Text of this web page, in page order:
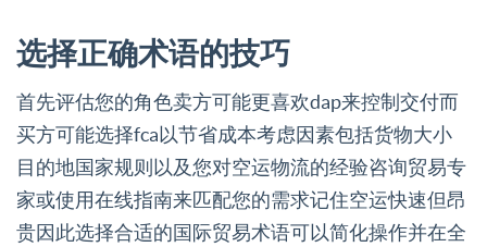
选择正确术语的技巧
首先评估您的角色卖方可能更喜欢dap来控制交付而
买方可能选择fca以节省成本考虑因素包括货物大小
目的地国家规则以及您对空运物流的经验咨询贸易专
家或使用在线指南来匹配您的需求记住空运快速但昂
贵因此选择合适的国际贸易术语可以简化操作并在全